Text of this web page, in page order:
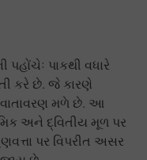
પહોંચેઃ પાકથી વધારે
કરે છે. જે કારણે
વાતાવરણ મળે છે. આ
અને દ્વિતીય મૂળ પર
પર વિપરીત અસર